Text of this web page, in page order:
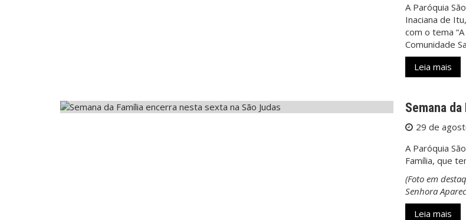
A Paróquia
Inaciana de
com o tema
Comunidade
Leia mais
Semana
29 de
A Paróquia
Família, que
(Foto em
Senhora
Leia mais